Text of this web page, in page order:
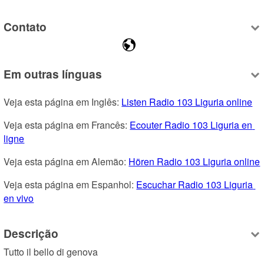
Contato
Em outras línguas
Veja esta página em Inglês: Listen Radio 103 Liguria online
Veja esta página em Francês: Ecouter Radio 103 Liguria en
ligne
Veja esta página em Alemão: Hören Radio 103 Liguria online
Veja esta página em Espanhol: Escuchar Radio 103 Liguria
en vivo
Descrição
Tutto il bello di genova